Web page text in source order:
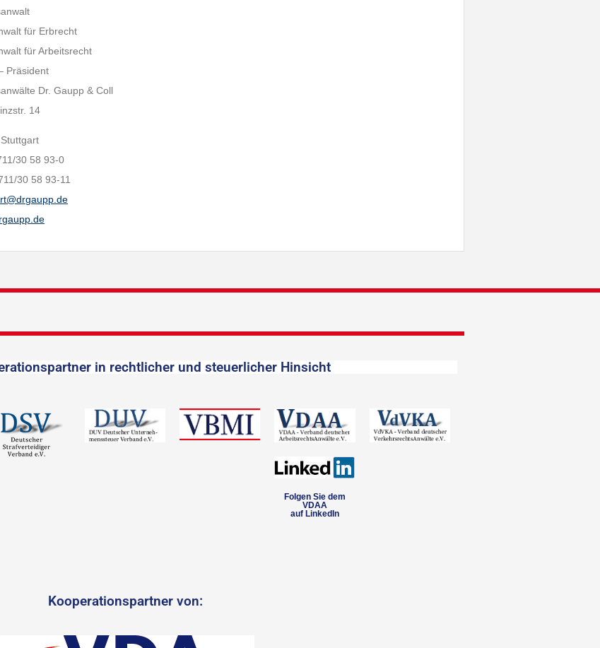
für Erbrecht
für Arbeitsrecht
Präsident
Dr. Gaupp & Coll
14
30 58 93-0
30 58 93-11
in rechtlicher und steuerlicher Hinsicht
Folgen Sie dem
VDAA
auf LinkedIn
Kooperationspartner von: